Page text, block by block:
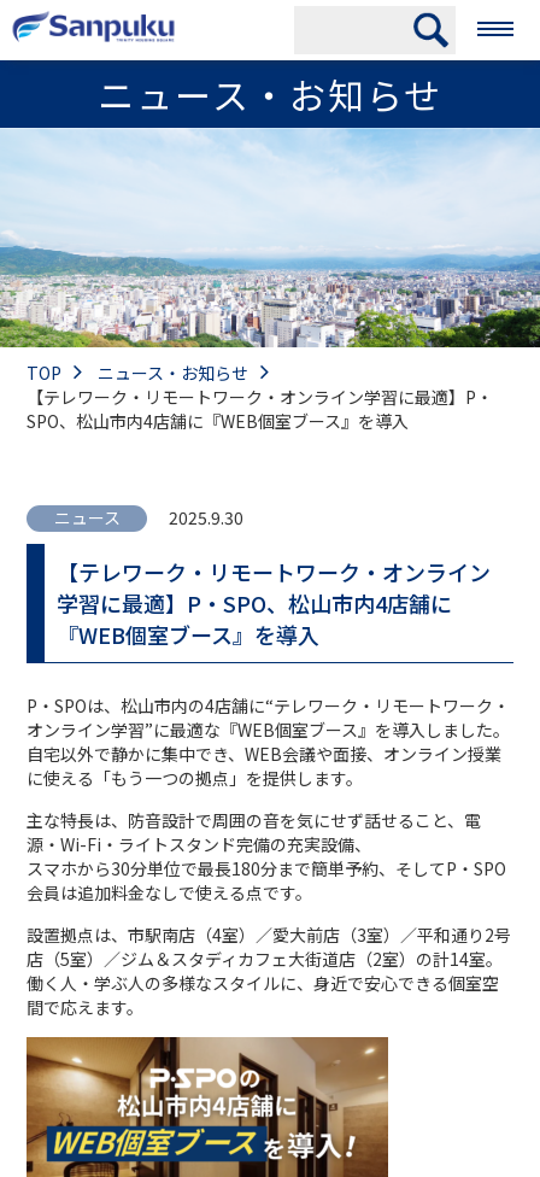
ニュース・お知らせ
TOP
ニュース・お知らせ
【テレワーク・リモートワーク・オンライン学習に最適】P・
SPO、松山市内4店舗に『WEB個室ブース』を導入
ニュース 2025.9.30
【テレワーク・リモートワーク・オンライン
学習に最適】P・SPO、松山市内4店舗に
『WEB個室ブース』を導入
P・SPOは、松山市内の4店舗に“テレワーク・リモートワーク・
オンライン学習”に最適な『WEB個室ブース』を導入しました。
自宅以外で静かに集中でき、WEB会議や面接、オンライン授業
に使える「もう一つの拠点」を提供します。
主な特長は、防音設計で周囲の音を気にせず話せること、電
源・Wi-Fi・ライトスタンド完備の充実設備、
スマホから30分単位で最長180分まで簡単予約、そしてP・SPO
会員は追加料金なしで使える点です。
設置拠点は、市駅南店（4室）／愛大前店（3室）／平和通り2号
店（5室）／ジム＆スタディカフェ大街道店（2室）の計14室。
働く人・学ぶ人の多様なスタイルに、身近で安心できる個室空
間で応えます。